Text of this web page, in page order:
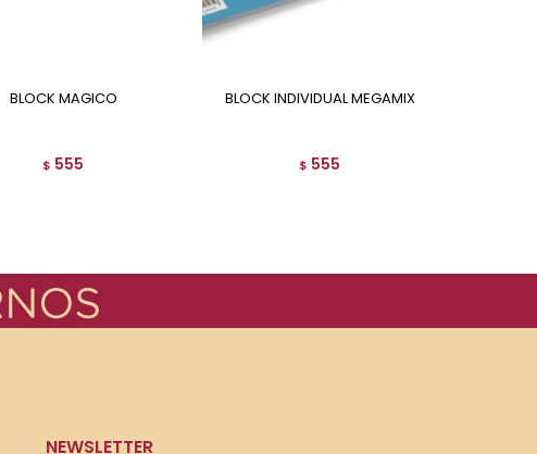
BLOCK MAGICO
$ 555
BLOCK INDIVIDUAL MEGAMIX
$ 555
NEWSLETTER